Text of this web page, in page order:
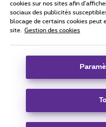
Tous droits réservés. © 2026
Conditions générales, info
Coordonnées de l’entreprise
Boulevard du Roi Albert II 27
Carrier & Wholesale Solutions
cookies sur nos sites afin
sociaux des publicités
blocage de certains cookies
site.
Gestion des cookies